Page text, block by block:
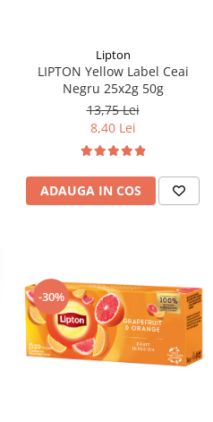
Lipton
LIPTON Yellow Label Ceai
Negru 25x2g 50g
13,75 Lei
8,40 Lei
ADAUGA IN COS
-30%